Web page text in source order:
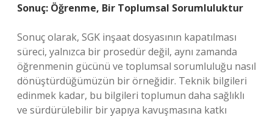
Sonuç: Öğrenme, Bir Toplumsal Sorumluluktur
Sonuç olarak, SGK inşaat dosyasının kapatılması
süreci, yalnızca bir prosedür değil, aynı zamanda
öğrenmenin gücünü ve toplumsal sorumluluğu nasıl
dönüştürdüğümüzün bir örneğidir. Teknik bilgileri
edinmek kadar, bu bilgileri toplumun daha sağlıklı
ve sürdürülebilir bir yapıya kavuşmasına katkı